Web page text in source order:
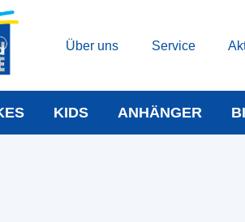
Über uns Service
KIDS ANHÄNGER